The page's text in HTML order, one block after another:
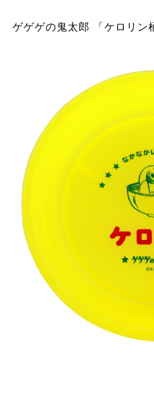
ゲゲゲの鬼太郎 「ケロリ